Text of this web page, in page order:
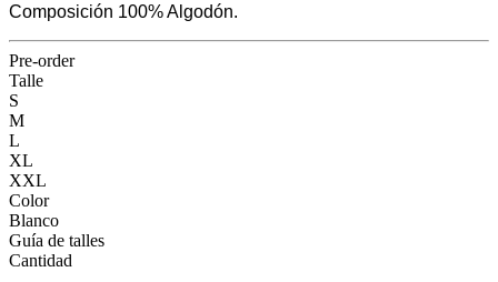
Composición 100% Algodón.
Pre-order
Talle
S
M
L
XL
XXL
Color
Blanco
Guía de talles
Cantidad